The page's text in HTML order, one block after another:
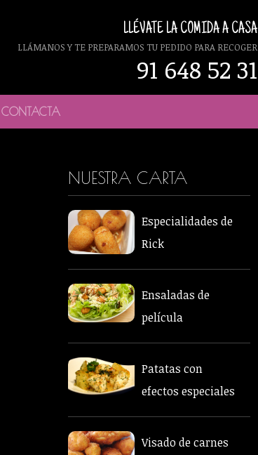
LLÉVATE LA COMIDA A CASA
LLÁMANOS Y TE PREPARAMOS TU PEDIDO PARA RECOGER
91 648 52 31
CONTACTA
NUESTRA CARTA
Especialidades de
Rick
Ensaladas de
película
Patatas con
efectos especiales
Visado de carnes